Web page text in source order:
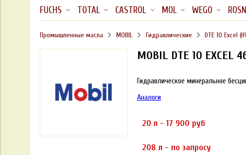
FUCHS
TOTAL CASTROL MOL WEGO
Промышленные масла MOBIL Гидравлические DTE 10 Excel
MOBIL DTE 10 EXCEL
Гидравлическое минеральное
Аналоги
20 л - 17 900 руб
208 л - по запросу